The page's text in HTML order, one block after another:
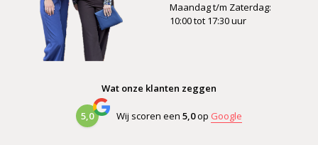
Maandag t/m Zaterdag:
10:00 tot 17:30 uur
Wat onze klanten zeggen
5,0 Wij scoren een 5,0op Google